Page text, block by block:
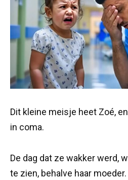
Dit kleine meisje heet Zoé,
in coma.
De dag dat ze wakker werd,
te zien, behalve haar moeder.